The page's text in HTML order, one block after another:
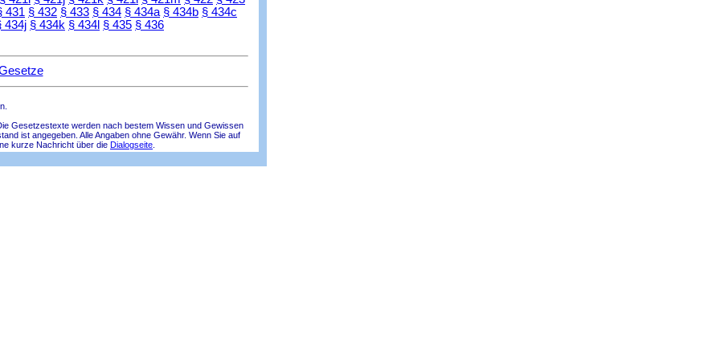
431 § 432 § 433 § 434 § 434a § 434b § 434c
434j § 434k § 434l § 435 § 436
Gesetzestexte werden nach bestem Wissen und Gewissen
ist angegeben. Alle Angaben ohne Gewähr. Wenn Sie auf
kurze Nachricht über die Dialogseite